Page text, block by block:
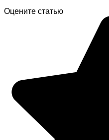
Оцените статью